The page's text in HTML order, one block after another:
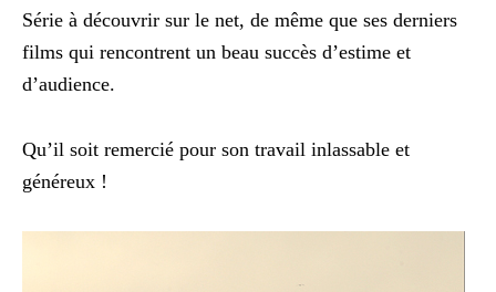
Série à découvrir sur le net, de même que ses derniers
films qui rencontrent un beau succès d’estime et
d’audience.
Qu’il soit remercié pour son travail inlassable et
généreux !